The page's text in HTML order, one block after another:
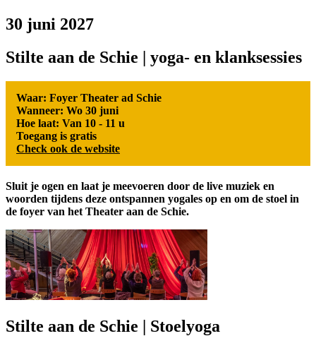
30 juni 2027
Stilte aan de Schie | yoga- en klanksessies
Waar: Foyer Theater ad Schie
Wanneer: Wo 30 juni
Hoe laat: Van 10 - 11 u
Toegang is gratis
Check ook de website
Sluit je ogen en laat je meevoeren door de live muziek en
woorden tijdens deze ontspannen yogales op en om de stoel in
de foyer van het Theater aan de Schie.
Stilte aan de Schie | Stoelyoga